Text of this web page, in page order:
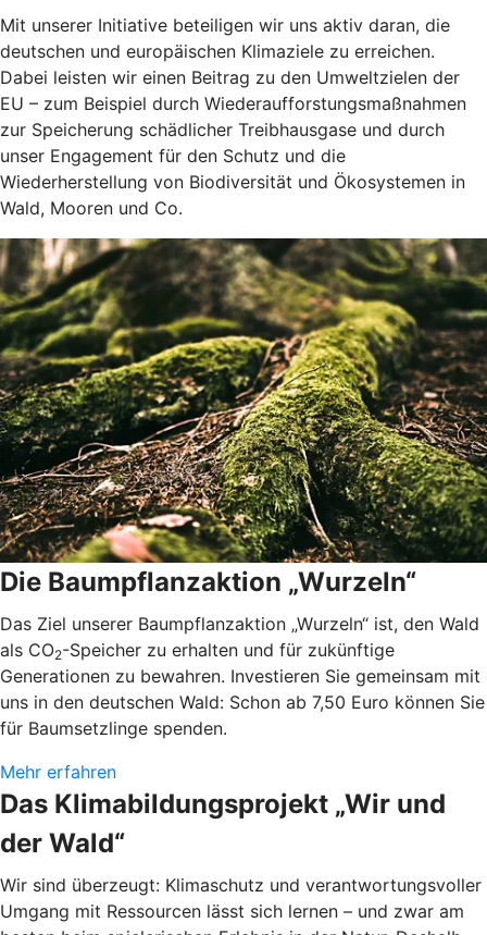
Mit unserer Initiative beteiligen wir uns aktiv daran, die
deutschen und europäischen Klimaziele zu erreichen.
Dabei leisten wir einen Beitrag zu den Umweltzielen der
EU – zum Beispiel durch Wiederaufforstungsmaßnahmen
zur Speicherung schädlicher Treibhausgase und durch
unser Engagement für den Schutz und die
Wiederherstellung von Biodiversität und Ökosystemen in
Wald, Mooren und Co.
Die Baumpflanzaktion „Wurzeln“
Das Ziel unserer Baumpflanzaktion „Wurzeln“ ist, den Wald
als CO2-Speicher zu erhalten und für zukünftige
Generationen zu bewahren. Investieren Sie gemeinsam mit
uns in den deutschen Wald: Schon ab 7,50 Euro können Sie
für Baumsetzlinge spenden.
Mehr erfahren
Das Klimabildungsprojekt „Wir und
der Wald“
Wir sind überzeugt: Klimaschutz und verantwortungsvoller
Umgang mit Ressourcen lässt sich lernen – und zwar am